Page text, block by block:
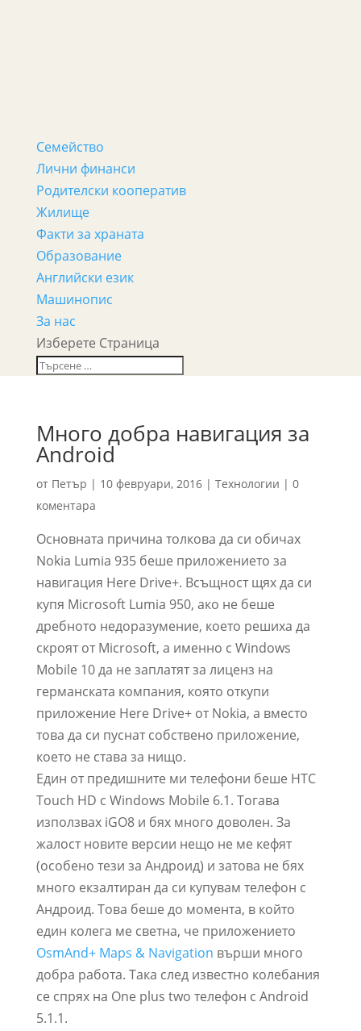
Семейство
Лични финанси
Родителски кооператив
Жилище
Факти за храната
Образование
Английски език
Машинопис
За нас
Изберете Страница
Много добра навигация за
Android
от Петър | 10 февруари, 2016| Технологии | 0
коментара
Основната причина толкова да си обичах
Nokia Lumia 935 беше приложението за
навигация Here Drive+. Всъщност щях да си
купя Microsoft Lumia 950, ако не беше
дребното недоразумение, което решиха да
скроят от Microsoft, а именно с Windows
Mobile 10 да не заплатят за лиценз на
германската компания, която откупи
приложение Here Drive+ от Nokia, а вместо
това да си пуснат собствено приложение,
което не става за нищо.
Един от предишните ми телефони беше HTC
Touch HD с Windows Mobile 6.1. Тогава
използвах iGO8 и бях много доволен. За
жалост новите версии нещо не ме кефят
(особено тези за Андроид) и затова не бях
много екзалтиран да си купувам телефон с
Андроид. Това беше до момента, в който
един колега ме светна, че приложението
OsmAnd+ Maps & Navigation върши много
добра работа. Така след известно колебания
се спрях на One plus two телефон с Android
5.1.1.